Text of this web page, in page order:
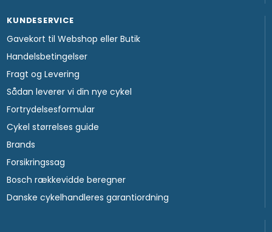
KUNDESERVICE
Gavekort til Webshop eller Butik
Handelsbetingelser
Fragt og Levering
Sådan leverer vi din nye cykel
Fortrydelsesformular
Cykel størrelses guide
Brands
Forsikringssag
Bosch rækkevidde beregner
Danske cykelhandleres garantiordning